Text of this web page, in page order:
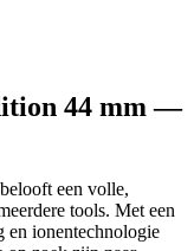
44 mm —
een volle,
tools. Met een
en ionentechnologie